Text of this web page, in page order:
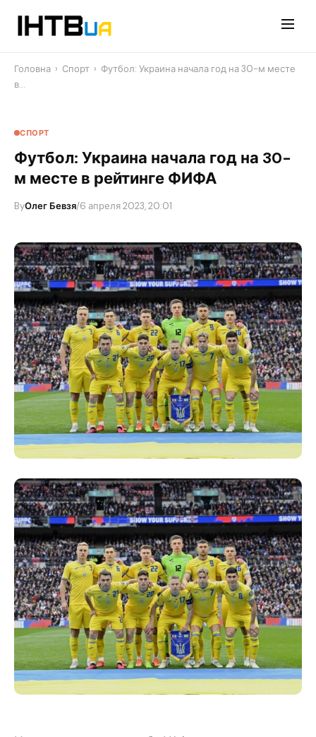
Головна › Спорт › Футбол: Украина начала год на 30-м месте
в…
СПОРТ
Футбол: Украина начала год на 30-
м месте в рейтинге ФИФА
ByОлег Бевзя/6 апреля 2023, 20:01